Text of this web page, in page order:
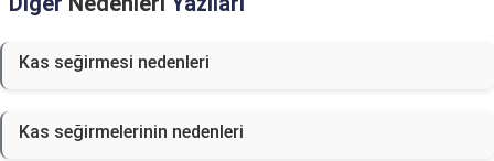
Kas seğirmesi nedenleri
Kas seğirmelerinin nedenleri